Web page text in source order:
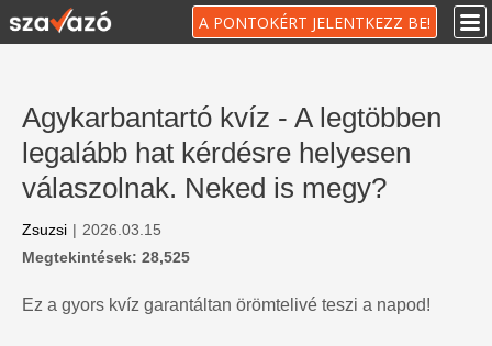
A PONTOKÉRT JELENTKEZZ BE!
Agykarbantartó kvíz - A legtöbben
legalább hat kérdésre helyesen
válaszolnak. Neked is megy?
Zsuzsi | 2026.03.15
Megtekintések: 28,525
Ez a gyors kvíz garantáltan örömtelivé teszi a napod!